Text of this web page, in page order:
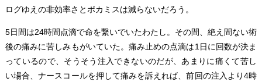
ログゆえの非効率さとポカミスは減らないだろう。
5日間は24時間点滴で命を繋いでいたわたし。その間、絶え間ない術
後の痛みに苦しみもがいていた。痛み止めの点滴は1日に回数が決ま
っているので、そうそう注入できないのだが、あまりに痛くて苦し
い場合、ナースコールを押して痛みを訴えれば、前回の注入より4時